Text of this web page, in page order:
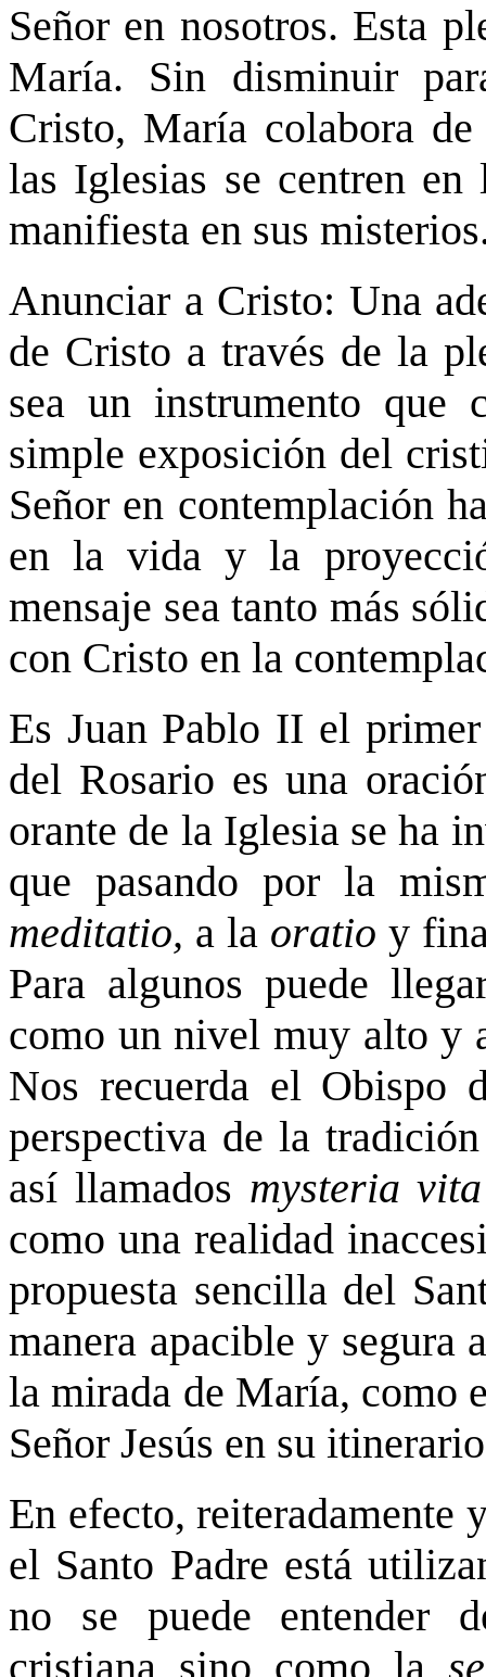
Señor en nosotros. Esta
María. Sin disminuir
Cristo, María colabora
las Iglesias se centren
manifiesta en sus
Anunciar a Cristo: Una
de Cristo a través de la
sea un instrumento que
simple exposición del
Señor en contemplación
en la vida y la
mensaje sea tanto más
con Cristo en la
Es Juan Pablo II el
del Rosario es una
orante de la Iglesia se ha
que pasando por la
meditatio, a la oratio y
Para algunos puede
como un nivel muy alto y
Nos recuerda el Obispo
perspectiva de la
así llamados mysteria
como una realidad
propuesta sencilla del
manera apacible y segura
la mirada de María, como
Señor Jesús en su
En efecto, reiteradamente
el Santo Padre está
no se puede entender
cristiana sino como la